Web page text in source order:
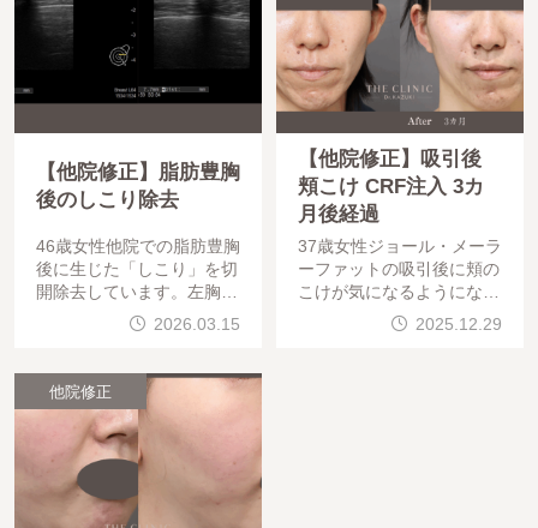
【他院修正】脂肪豊胸
後のしこり除去
46歳女性他院での脂肪豊胸
後に生じた「しこり」を切
開除去しています。左胸の
側胸部側のしこりが気にな
っていたようですが、エコ
も乳腺下にしこりがあるこ
とがわかりま
2026.03.15
【他院修正】吸引後
頬こけ CRF注入 3カ
月後経過
37歳女性ジョール・メーラ
ーファットの吸引後に頬の
こけが気になるようになっ
たため、ご相談に来られま
した。20代のころは頬の膨
2025.12.29
他院修正